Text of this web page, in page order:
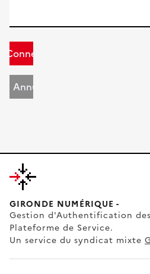
Connexion
Annuler
GIRONDE NUMÉRIQUE -
Gestion d'Authentification
Plateforme de Service.
Un service du syndicat mixte